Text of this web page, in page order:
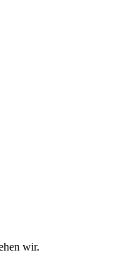
wir.